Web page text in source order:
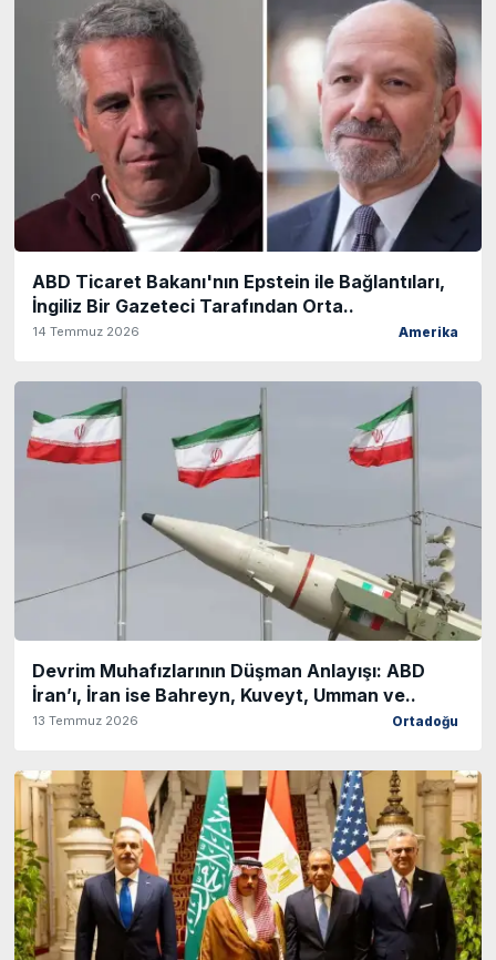
ABD Ticaret Bakanı'nın Epstein ile Bağlantıları,
İngiliz Bir Gazeteci Tarafından Orta..
14 Temmuz 2026 Amerika
Devrim Muhafızlarının Düşman Anlayışı: ABD
İran’ı, İran ise Bahreyn, Kuveyt, Umman ve..
13 Temmuz 2026 Ortadoğu